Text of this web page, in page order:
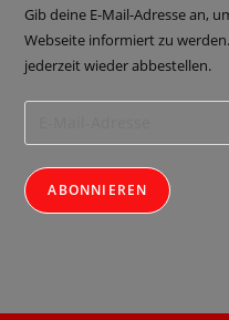
Gib deine E-Mail-Adresse an,
Webseite informiert zu
jederzeit wieder abbestellen.
ABONNIEREN